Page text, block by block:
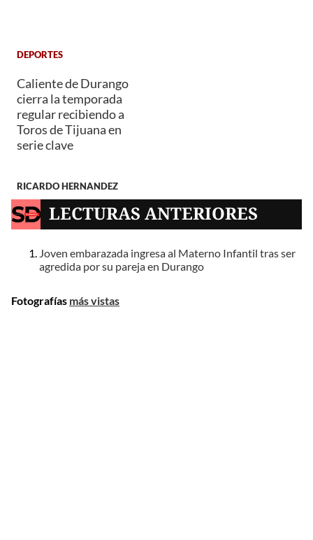
DEPORTES
Caliente de Durango
cierra la temporada
regular recibiendo a
Toros de Tijuana en
serie clave
RICARDO HERNANDEZ
LECTURAS ANTERIORES
Joven embarazada ingresa al Materno Infantil tras ser
agredida por su pareja en Durango
Fotografías más vistas